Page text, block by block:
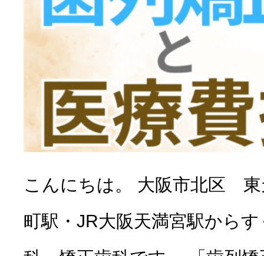
こんにちは。 大阪市北区
町駅・JR大阪天満宮駅から